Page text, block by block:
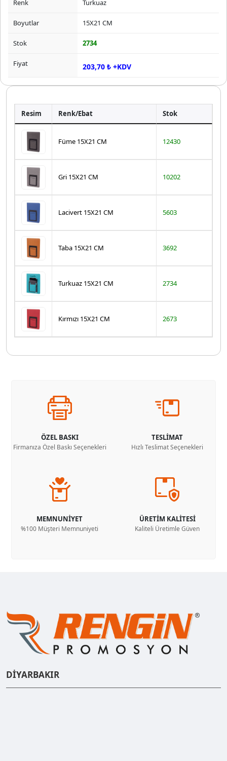
Renk Turkuaz
Boyutlar 15X21 CM
Stok 2734
Fiyat 203,70 ₺ +KDV
Resim Renk/Ebat Stok
Füme 15X21 CM 12430
Gri 15X21 CM 10202
Lacivert 15X21 CM 5603
Taba 15X21 CM 3692
Turkuaz 15X21 CM 2734
Kırmızı 15X21 CM 2673
ÖZEL BASKI
Firmanıza Özel Baskı Seçenekleri
TESLİMAT
Hızlı Teslimat Seçenekleri
MEMNUNİYET
%100 Müşteri Memnuniyeti
ÜRETİM KALİTESİ
Kaliteli Üretimle Güven
DİYARBAKIR